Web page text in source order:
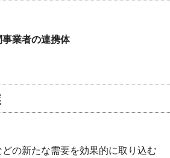
事業者の連携体
の新たな需要を効果的に取り込む